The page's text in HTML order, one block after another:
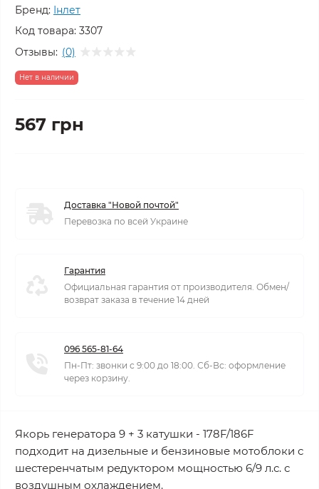
Бренд: Інлет
Код товара: 3307
Отзывы: (0)
Нет в наличии
567 грн
Доставка "Новой почтой"
Перевозка по всей Украине
Гарантия
Официальная гарантия от производителя. Обмен/
возврат заказа в течение 14 дней
096 565-81-64
Пн-Пт: звонки с 9:00 до 18:00. Сб-Вс: оформление
через корзину.
Якорь генератора 9 + 3 катушки - 178F/186F
подходит на дизельные и бензиновые мотоблоки с
шестеренчатым редуктором мощностью 6/9 л.с. с
воздушным охлаждением.